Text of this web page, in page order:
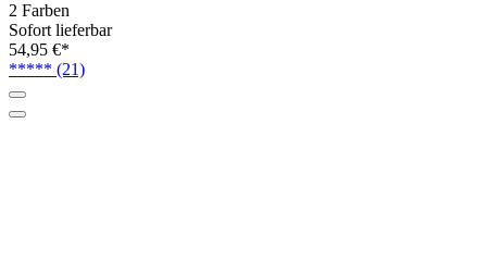
2 Farben
Sofort lieferbar
54,95 €*
***** (21)